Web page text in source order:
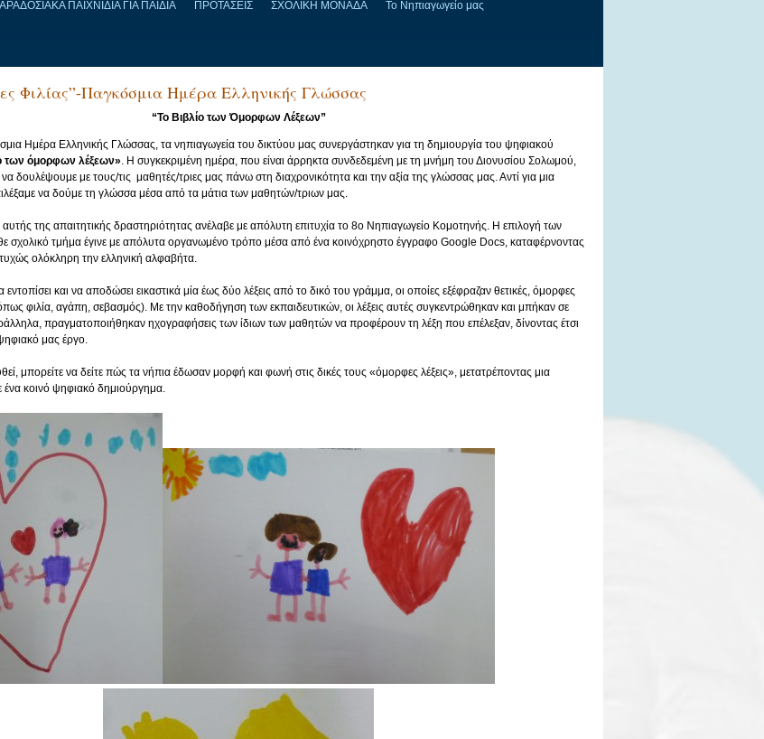
ΠΑΙΧΝΙΔΙΑ ΓΙΑ ΠΑΙΔΙΑ ΠΡΟΤΑΣΕΙΣ ΣΧΟΛΙΚΗ ΜΟΝΑΔΑ
Το Νηπιαγωγείο μας
Φιλίας”-Παγκόσμια Ημέρα Ελληνικής Γλώσσας
“Το Βιβλίο των Όμορφων Λέξεων”
Ημέρα Ελληνικής Γλώσσας, τα νηπιαγωγεία του δικτύου μας συνεργάστηκαν για τη δημιουργία του ψηφιακού
των όμορφων λέξεων» . Η συγκεκριμένη ημέρα, που είναι άρρηκτα συνδεδεμένη με τη μνήμη του Διονυσίου Σολωμού,
δουλέψουμε με τους/τις μαθητές/τριες μας πάνω στη διαχρονικότητα και την αξία της γλώσσας μας. Αντί για μια
να δούμε τη γλώσσα μέσα από τα μάτια των μαθητών/τριων μας.
αυτής της απαιτητικής δραστηριότητας ανέλαβε με απόλυτη επιτυχία το8ο Νηπιαγωγείο Κομοτηνής Η επιλογή των
σχολικό τμήμα έγινε με απόλυτα οργανωμένο τρόπο μέσα από ένα κοινόχρηστο έγγραφοGoogle Docs , καταφέρνοντας
ολόκληρη την ελληνική αλφαβήτα
και να αποδώσει εικαστικά μία έως δύο λέξεις από το δικό του γράμμα, οι οποίες εξέφραζαν θετικές, όμορφες
φιλία, αγάπη, σεβασμός) Με την καθοδήγηση των εκπαιδευτικών, οι λέξεις αυτές συγκεντρώθηκαν και μπήκαν σε
πραγματοποιήθηκανηχογραφήσεις των ίδιων των μαθητών να προφέρουν τη λέξη που επέλεξαν, δίνοντας έτσι
μας έργο
μπορείτε να δείτε πώς τα νήπια έδωσαν μορφή και φωνή στις δικές τους «όμορφες λέξεις», μετατρέποντας μια
ένα κοινό ψηφιακό δημιούργημα